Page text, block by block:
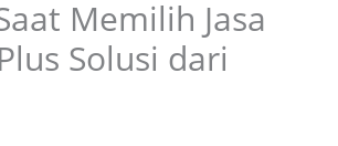
Memilih Jasa
Solusi dari